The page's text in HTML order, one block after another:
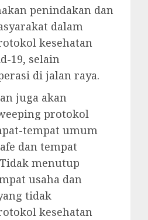
penindakan dan
dalam
kesehatan
19, selain
di jalan raya.
juga akan
protokol
tempat umum
dan tempat
menutup
usaha dan
tidak
kesehatan